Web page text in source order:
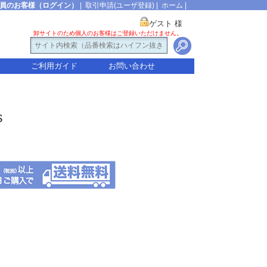
のお客様（ログイン） 取引申請(ユーザ登録) ホーム
ゲスト 様
卸サイトのため個人のお客様はご登録いただけません。
ご利用ガイド お問い合わせ